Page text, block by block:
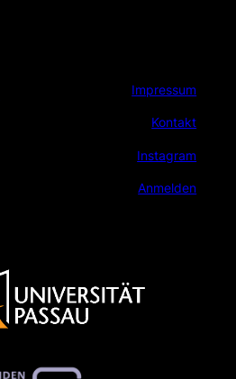
Impressum
Kontakt
Instagram
Anmelden